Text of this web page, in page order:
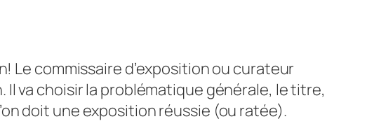
Le commissaire d’exposition ou curateur
va choisir la problématique générale, le titre,
doit une exposition réussie (ou ratée).